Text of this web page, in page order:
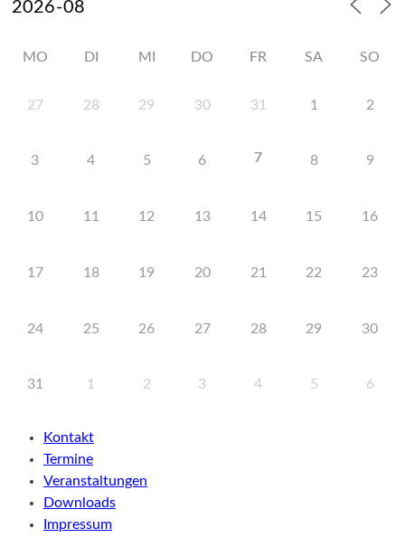
MO DI MI DO FR SA SO
27 28 29 30 31 1 2
3 4 5 6 7 8 9
10 11 12 13 14 15 16
17 18 19 20 21 22 23
24 25 26 27 28 29 30
31 1 2 3 4 5 6
Kontakt
Termine
Veranstaltungen
Downloads
Impressum